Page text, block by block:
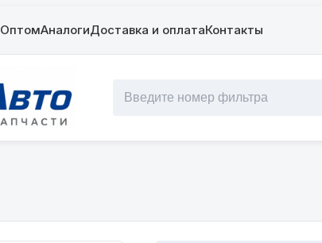
ОптомАналогиДоставка и оплатаКонтакты